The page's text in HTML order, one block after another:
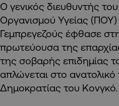
Ο γενικός διευθυντής
Οργανισμού Υγείας
Γεμπρεγεζούς έφθασε
πρωτεύουσα της
της σοβαρής επιδημίας
απλώνεται στο
Δημοκρατίας του Κονγκό.